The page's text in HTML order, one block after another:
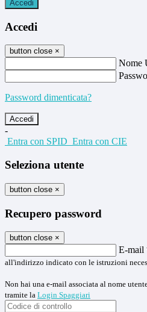
Accedi
Accedi
button close ×
Nome
Password dimenticata?
-
Entra con SPID Entra con CIE
Seleziona utente
button close ×
Recupero password
button close ×
E-mail
all'indirizzo indicato con le istruzioni
Non hai una e-mail associata al nome
tramite la Login Spaggiari